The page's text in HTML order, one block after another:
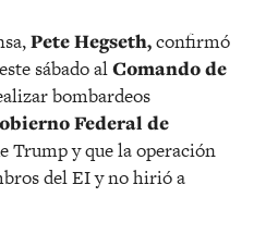
Pete Hegseth,confirmó
sábado alComando de
bombardeos
Federal de
Trump y que la operación
del EI y no hirió a